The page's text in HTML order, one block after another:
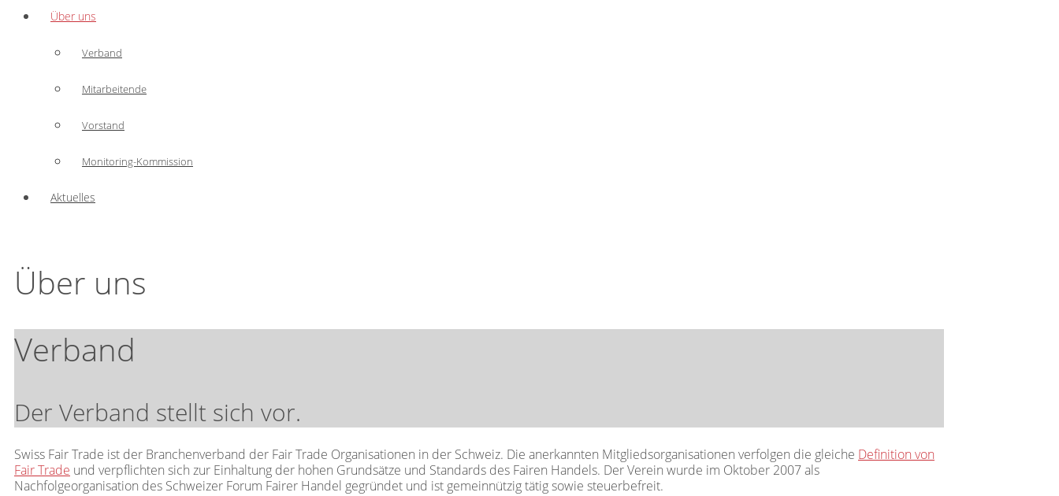
Über uns
Verband
Mitarbeitende
Vorstand
Monitoring-Kommission
Aktuelles
Über uns
Verband
Der Verband stellt sich vor.
Swiss Fair Trade ist der Branchenverband der Fair Trade Organisationen in der Schweiz. Die anerkannten Mitgliedsorganisationen verfolgen die gleiche Definition von
Fair Trade und verpflichten sich zur Einhaltung der hohen Grundsätze und Standards des Fairen Handels. Der Verein wurde im Oktober 2007 als
Nachfolgeorganisation des Schweizer Forum Fairer Handel gegründet und ist gemeinnützig tätig sowie steuerbefreit.